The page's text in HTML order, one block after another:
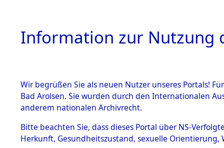
HOME
BESTÄNDE
0027
Information zur Nutzung
Wir begrüßen Sie als neuen Nutzer unseres Portals!
Bad Arolsen. Sie wurden durch den Internationalen
anderem nationalen Archivrecht.
Bitte beachten Sie, dass dieses Portal über NS-
Herkunft, Gesundheitszustand, sexuelle